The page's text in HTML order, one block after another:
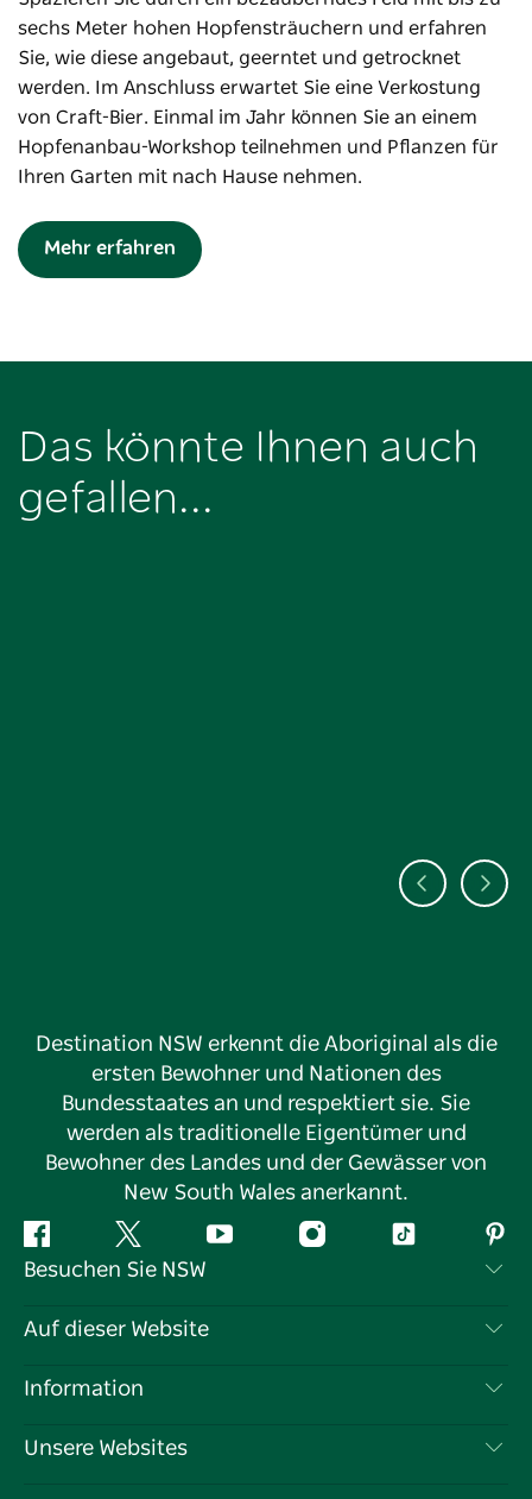
sechs Meter hohen Hopfensträuchern und erfahren
Sie, wie diese angebaut, geerntet und getrocknet
werden. Im Anschluss erwartet Sie eine Verkostung
von Craft-Bier. Einmal im Jahr können Sie an einem
Hopfenanbau-Workshop teilnehmen und Pflanzen für
Ihren Garten mit nach Hause nehmen.
Mehr erfahren
Das könnte Ihnen auch
gefallen...
Destination NSW erkennt die Aboriginal als die
ersten Bewohner und Nationen des
Bundesstaates an und respektiert sie. Sie
werden als traditionelle Eigentümer und
Bewohner des Landes und der Gewässer von
New South Wales anerkannt.
Facebook Twitter YouTube InstagramTikTok
Besuchen Sie NSW
Kontaktieren Sie uns
Cookie-Hinweis
Auf dieser Website
Reiseziele
Information
Reiseinformationen
Unsere Websites